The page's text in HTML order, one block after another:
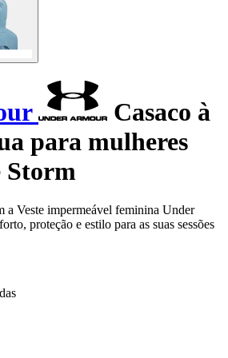
Casaco à
para mulheres
Storm
a Veste impermeável feminina Under
proteção e estilo para as suas sessões